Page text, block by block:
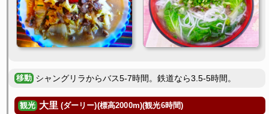
シャングリラからバス5-7時間。鉄道なら3.5-5時間。
観光 大里 (ダーリー)(標高2000m)(観光6時間)